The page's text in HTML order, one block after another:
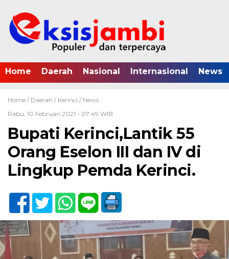
Home Daerah Nasional Internasional News
Home / Daerah / Kerinci / News
Rabu, 10 Februari 2021 - 07:49 WIB
Bupati Kerinci,Lantik 55
Orang Eselon III dan IV di
Lingkup Pemda Kerinci.